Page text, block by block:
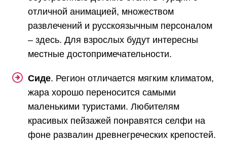
отличной анимацией, множеством
развлечений и русскоязычным персоналом
– здесь. Для взрослых будут интересны
местные достопримечательности.
Сиде. Регион отличается мягким климатом,
жара хорошо переносится самыми
маленькими туристами. Любителям
красивых пейзажей понравятся селфи на
фоне развалин древнегреческих крепостей.